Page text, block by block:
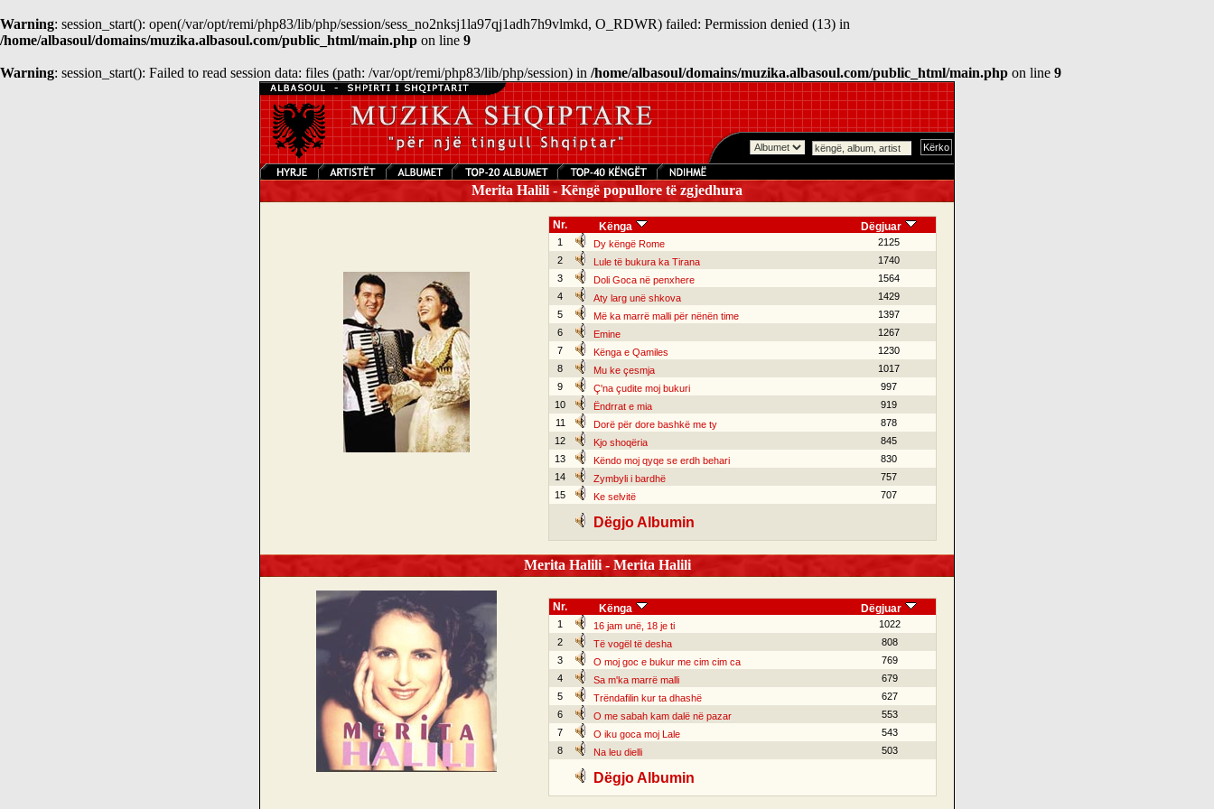
Warning: session_start(): open(/var/opt/remi/php83/lib/php/session/sess_no2nksj1la97qj1adh7h9vlmkd, O_RDWR) failed: Permission denied (13) in
/home/albasoul/domains/muzika.albasoul.com/public_html/main.php on line 9
Warning: session_start(): Failed to read session data: files (path: /var/opt/remi/php83/lib/php/session) in /home/albasoul/domains/muzika.albasoul.com/public_html/main.php on line 9
Merita Halili - Këngë popullore të zgjedhura
Nr. Kënga Dëgjuar
1 Dy këngë Rome
2125
2
Lule të bukura ka Tirana
1740
3
Doli Goca në penxhere
1564
4
Aty larg unë shkova
1429
5
Më ka marrë malli për nënën time
1397
6
Emine
1267
7
Kënga e Qamiles
1230
8
Mu ke çesmja
1017
9
Ç'na çudite moj bukuri
997
10
Ëndrrat e mia
919
11
Dorë për dore bashkë me ty
878
12
Kjo shoqëria
845
13
Këndo moj qyqe se erdh behari
830
14
Zymbyli i bardhë
757
15
Ke selvitë 707
Dëgjo Albumin
Merita Halili - Merita Halili
Nr. Kënga Dëgjuar
1 16 jam unë, 18 je ti
1022
2
Të vogël të desha
808
3
O moj goc e bukur me cim cim ca
769
4
Sa m'ka marrë malli
679
5
Trëndafilin kur ta dhashë
627
6
O me sabah kam dalë në pazar
553
7
O iku goca moj Lale
543
8
Na leu dielli 503
Dëgjo Albumin